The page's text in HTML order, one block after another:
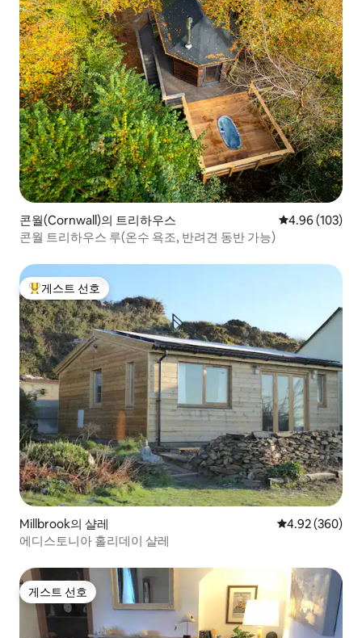
콘월(Cornwall)의 트리하우스 평점 4.96점(5
4.96 (103)
콘월 트리하우스 루(온수 욕조, 반려견 동반 가능)
상위 게스트 선호
게스트 선호
Millbrook의 샬레 평점 4.92점(5
4.92 (360)
에디스토니아 홀리데이 샬레
게스트 선호
게스트 선호